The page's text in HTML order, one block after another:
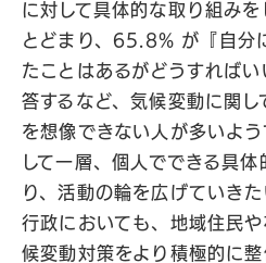
に対して具体的な取り組み
とどまり、65.8% が『自分
たことはあるがどうすれば
答するなど、気候変動に関
を想像できない人が多いよ
して一層、個人でできる具
り、活動の輪を広げていき
行政においても、地域住民
候変動対策をより積極的に